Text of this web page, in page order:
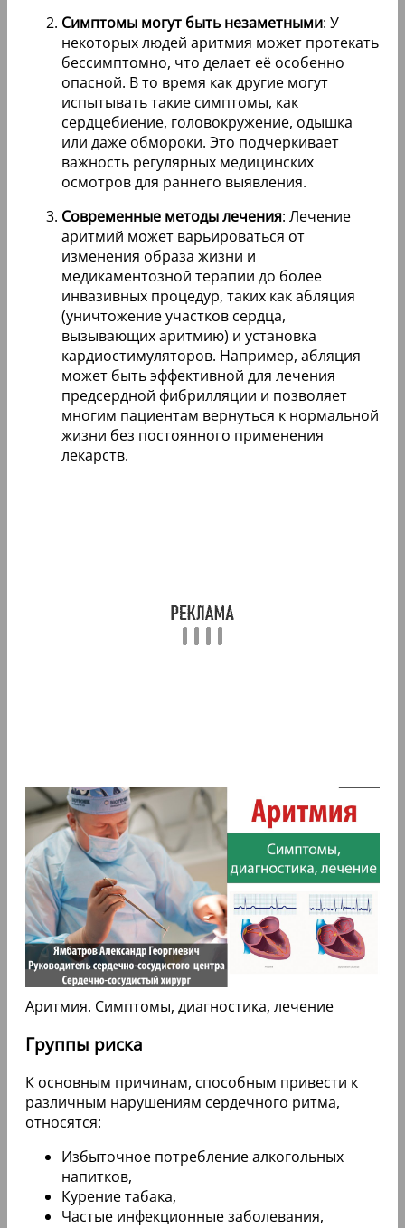
Симптомы могут быть незаметными: У
некоторых людей аритмия может протекать
бессимптомно, что делает её особенно
опасной. В то время как другие могут
испытывать такие симптомы, как
сердцебиение, головокружение, одышка
или даже обмороки. Это подчеркивает
важность регулярных медицинских
осмотров для раннего выявления.
Современные методы лечения: Лечение
аритмий может варьироваться от
изменения образа жизни и
медикаментозной терапии до более
инвазивных процедур, таких как абляция
(уничтожение участков сердца,
вызывающих аритмию) и установка
кардиостимуляторов. Например, абляция
может быть эффективной для лечения
предсердной фибрилляции и позволяет
многим пациентам вернуться к нормальной
жизни без постоянного применения
лекарств.
Аритмия. Симптомы, диагностика, лечение
Группы риска
К основным причинам, способным привести к
различным нарушениям сердечного ритма,
относятся:
Избыточное потребление алкогольных
напитков,
Курение табака,
Частые инфекционные заболевания,